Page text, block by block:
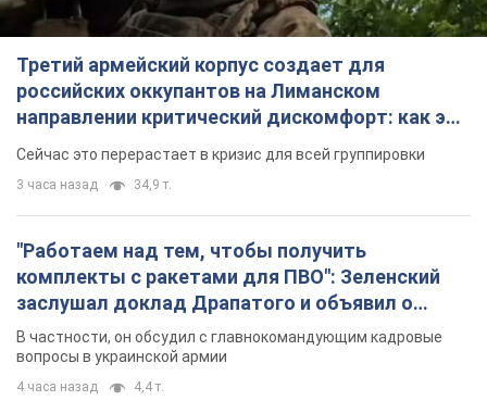
Третий армейский корпус создает для
российских оккупантов на Лиманском
направлении критический дискомфорт: как это
удалось
Сейчас это перерастает в кризис для всей группировки
3 часа назад 34,9 т.
"Работаем над тем, чтобы получить
комплекты с ракетами для ПВО": Зеленский
заслушал доклад Драпатого и объявил о
новых мерах
В частности, он обсудил с главнокомандующим кадровые
вопросы в украинской армии
4 часа назад 4,4 т.